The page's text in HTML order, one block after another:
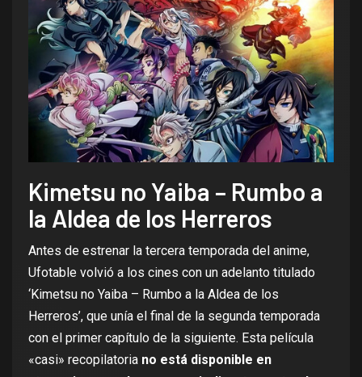
Kimetsu no Yaiba – Rumbo a
la Aldea de los Herreros
Antes de estrenar la tercera temporada del anime,
Ufotable volvió a los cines con un adelanto titulado
‘Kimetsu no Yaiba – Rumbo a la Aldea de los
Herreros’, que unía el final de la segunda temporada
con el primer capítulo de la siguiente. Esta película
«casi» recopilatoria no está disponible en